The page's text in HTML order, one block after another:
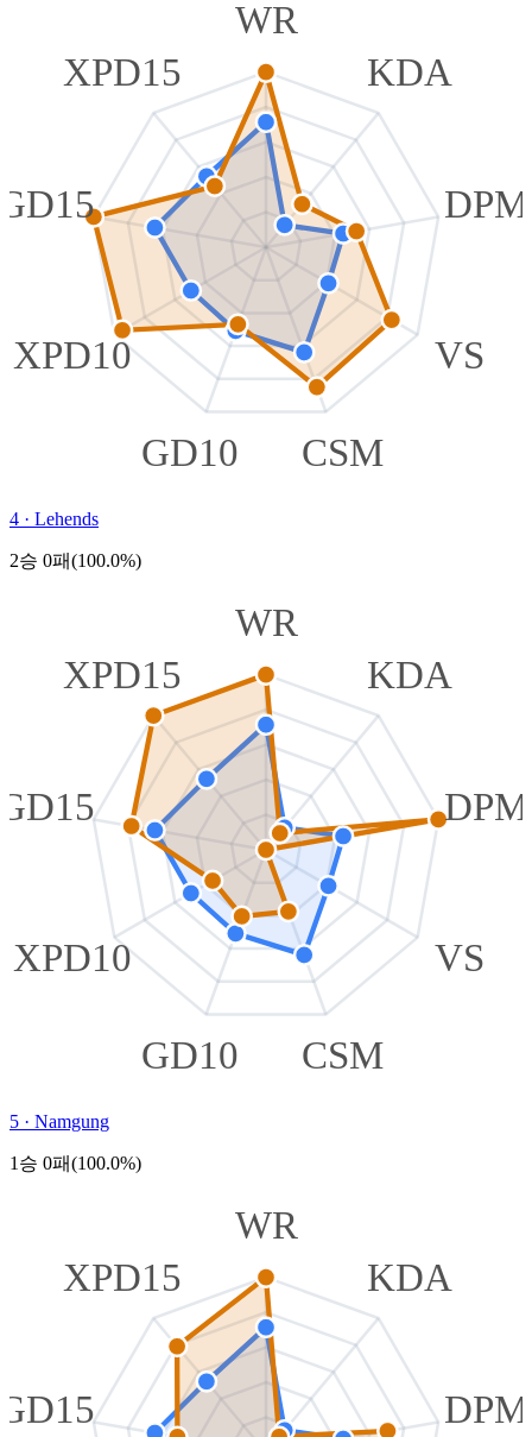
WR
KDA
DPM
VS
CSM
GD10
XPD10
XPD15
4 · Lehends
2승 0패(100.0%)
WR
KDA
DPM
VS
CSM
GD10
XPD10
XPD15
5 · Namgung
1승 0패(100.0%)
WR
KDA
DPM
XPD15